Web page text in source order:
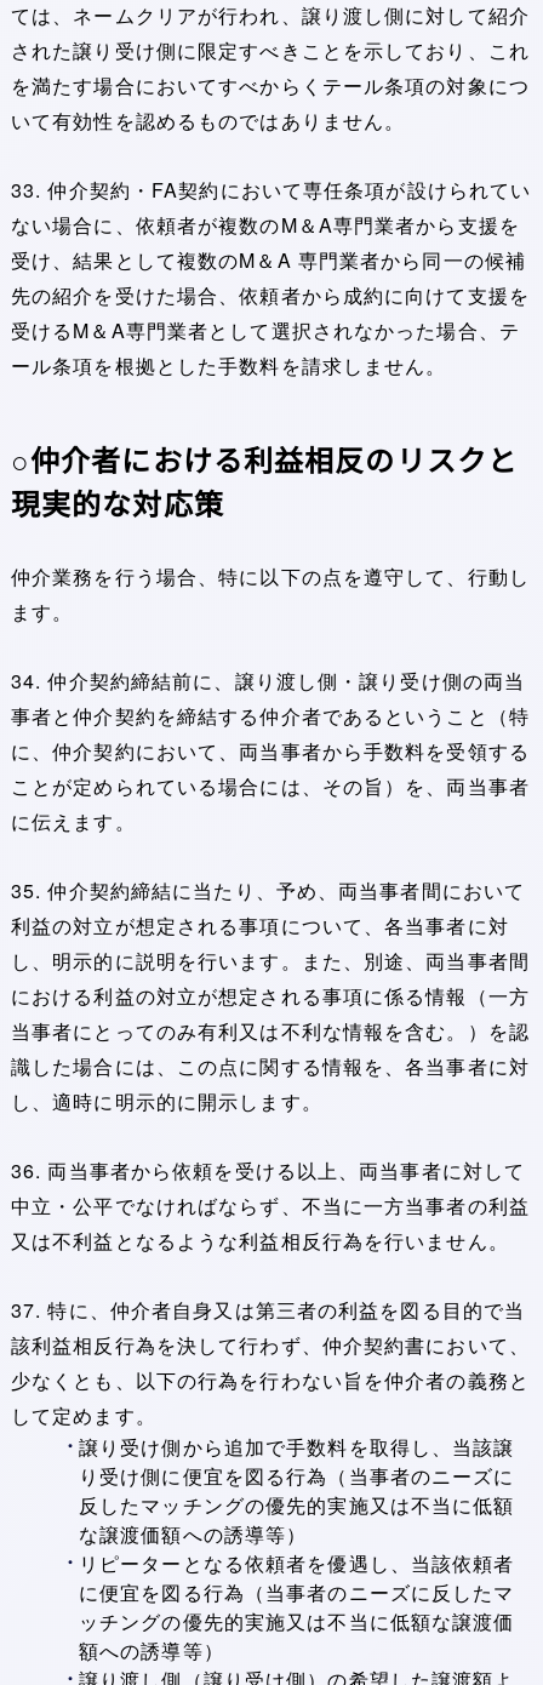
ては、ネームクリアが行われ、譲り渡し側に対して紹介
された譲り受け側に限定すべきことを示しており、これ
を満たす場合においてすべからくテール条項の対象につ
いて有効性を認めるものではありません。
33. 仲介契約・FA契約において専任条項が設けられてい
ない場合に、依頼者が複数のM＆A専門業者から支援を
受け、結果として複数のM＆A 専門業者から同一の候補
先の紹介を受けた場合、依頼者から成約に向けて支援を
受けるM＆A専門業者として選択されなかった場合、テ
ール条項を根拠とした手数料を請求しません。
○仲介者における利益相反のリスクと
現実的な対応策
仲介業務を行う場合、特に以下の点を遵守して、行動し
ます。
34. 仲介契約締結前に、譲り渡し側・譲り受け側の両当
事者と仲介契約を締結する仲介者であるということ（特
に、仲介契約において、両当事者から手数料を受領する
ことが定められている場合には、その旨）を、両当事者
に伝えます。
35. 仲介契約締結に当たり、予め、両当事者間において
利益の対立が想定される事項について、各当事者に対
し、明示的に説明を行います。また、別途、両当事者間
における利益の対立が想定される事項に係る情報（一方
当事者にとってのみ有利又は不利な情報を含む。）を認
識した場合には、この点に関する情報を、各当事者に対
し、適時に明示的に開示します。
36. 両当事者から依頼を受ける以上、両当事者に対して
中立・公平でなければならず、不当に一方当事者の利益
又は不利益となるような利益相反行為を行いません。
37. 特に、仲介者自身又は第三者の利益を図る目的で当
該利益相反行為を決して行わず、仲介契約書において、
少なくとも、以下の行為を行わない旨を仲介者の義務と
して定めます。
譲り受け側から追加で手数料を取得し、当該譲
り受け側に便宜を図る行為（当事者のニーズに
反したマッチングの優先的実施又は不当に低額
な譲渡価額への誘導等）
リピーターとなる依頼者を優遇し、当該依頼者
に便宜を図る行為（当事者のニーズに反したマ
ッチングの優先的実施又は不当に低額な譲渡価
額への誘導等）